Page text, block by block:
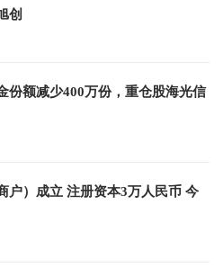
创
份额减少400万份，重仓股海光信
户）成立 注册资本3万人民币 今